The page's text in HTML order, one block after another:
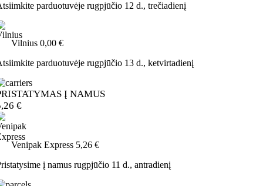
parduotuvėje rugpjūčio 12 d., trečiadienį
Vilnius 0,00 €
parduotuvėje rugpjūčio 13 d., ketvirtadienį
Į NAMUS
€
Venipak Express 5,26 €
į namus rugpjūčio 11 d., antradienį